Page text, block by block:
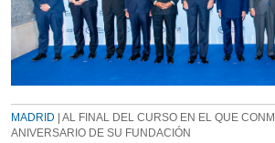
MADRID | AL FINAL DEL CURSO EN EL QUE
ANIVERSARIO DE SU FUNDACIÓN